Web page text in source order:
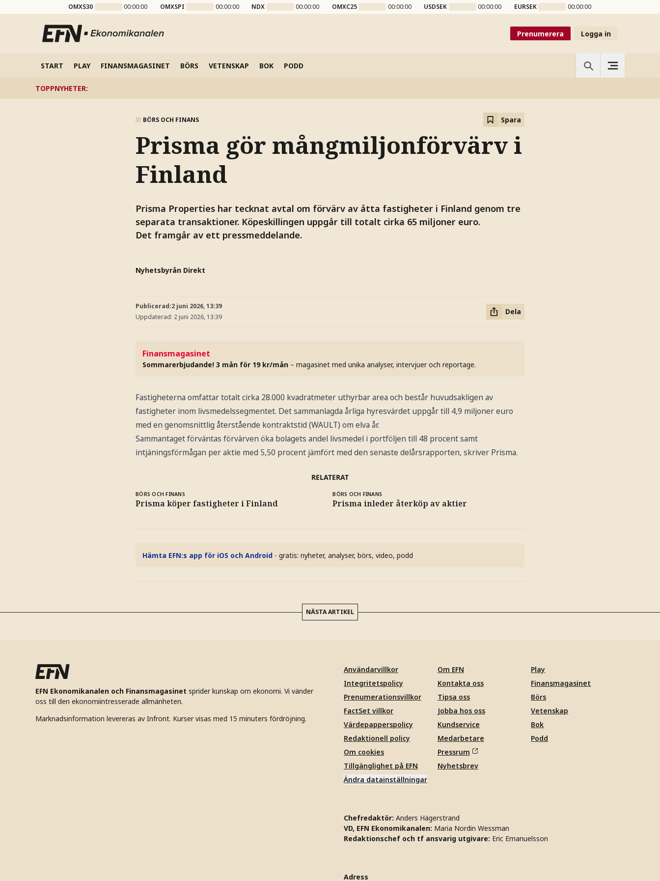
OMXS30 00:00:00 OMXSPI 00:00:00 NDX 00:00:00 OMXC25 00:00:00 USDSEK 00:00:00 EURSEK 00:00:00
Prenumerera Logga in
START PLAY FINANSMAGASINET BÖRS VETENSKAP BOK PODD
TOPPNYHETER:
BÖRS OCH FINANS Spara
Prisma gör mångmiljonförvärv i
Finland
Prisma Properties har tecknat avtal om förvärv av åtta fastigheter i Finland genom tre
separata transaktioner. Köpeskillingen uppgår till totalt cirka 65 miljoner euro.
Det framgår av ett pressmeddelande.
Nyhetsbyrån Direkt
Publicerad:2 juni 2026, 13:39
Uppdaterad: 2 juni 2026, 13:39
Dela
Finansmagasinet
Sommarerbjudande! 3 mån för 19 kr/mån – magasinet med unika analyser, intervjuer och reportage.
Fastigheterna omfattar totalt cirka 28.000 kvadratmeter uthyrbar area och består huvudsakligen av
fastigheter inom livsmedelssegmentet. Det sammanlagda årliga hyresvärdet uppgår till 4,9 miljoner euro
med en genomsnittlig återstående kontraktstid (WAULT) om elva år.
Sammantaget förväntas förvärven öka bolagets andel livsmedel i portföljen till 48 procent samt
intjäningsförmågan per aktie med 5,50 procent jämfört med den senaste delårsrapporten, skriver Prisma.
RELATERAT
BÖRS OCH FINANS
Prisma köper fastigheter i Finland
BÖRS OCH FINANS
Prisma inleder återköp av aktier
Hämta EFN:s app för iOS och Android - gratis: nyheter, analyser, börs, video, podd
NÄSTA ARTIKEL
EFN Ekonomikanalen och Finansmagasinet sprider kunskap om ekonomi. Vi vänder
oss till den ekonomiintresserade allmänheten.
Marknadsinformation levereras av Infront. Kurser visas med 15 minuters fördröjning.
Användarvillkor
Integritetspolicy
Prenumerationsvillkor
FactSet villkor
Värdepapperspolicy
Redaktionell policy
Om cookies
Tillgänglighet på EFN
Ändra datainställningar
Om EFN
Kontakta oss
Tipsa oss
Jobba hos oss
Kundservice
Medarbetare
Pressrum
Nyhetsbrev
Play
Finansmagasinet
Börs
Vetenskap
Bok
Podd
Chefredaktör: Anders Hägerstrand
VD, EFN Ekonomikanalen: Maria Nordin Wessman
Redaktionschef och tf ansvarig utgivare: Eric Emanuelsson
Adress